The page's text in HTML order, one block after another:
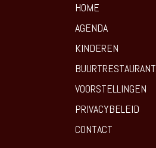
HOME
AGENDA
KINDEREN
BUURTRESTAURANT
VOORSTELLINGEN
PRIVACYBELEID
CONTACT